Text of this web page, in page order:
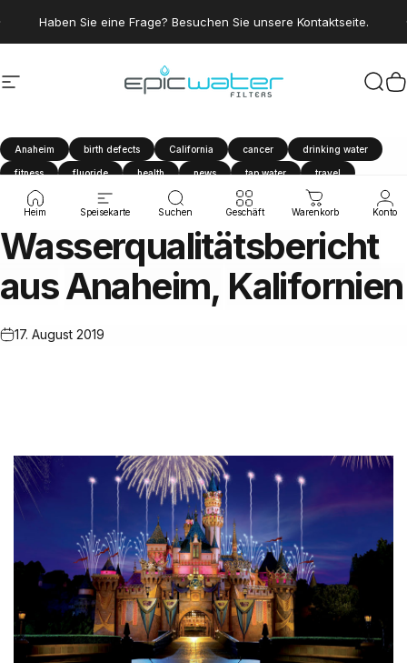
Haben Sie eine Frage? Besuchen Sie unsere Kontaktseite.
Seitennavigation Epic Water Filters USA
Heim Speisekarte Suchen Geschäft Warenkorb Konto
Anaheim birth defects California cancer drinking water
fitness fluoride health news tap water travel
water filter Water Quality Report
Wasserqualitätsbericht
ausAnaheim, Kalifornien
17. August 2019